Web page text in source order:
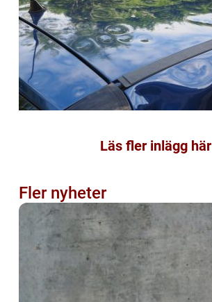
Läs fler inlägg här
Fler nyheter